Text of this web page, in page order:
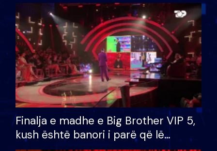
Finalja e madhe e Big Brother VIP 5,
kush është banori i parë që lë